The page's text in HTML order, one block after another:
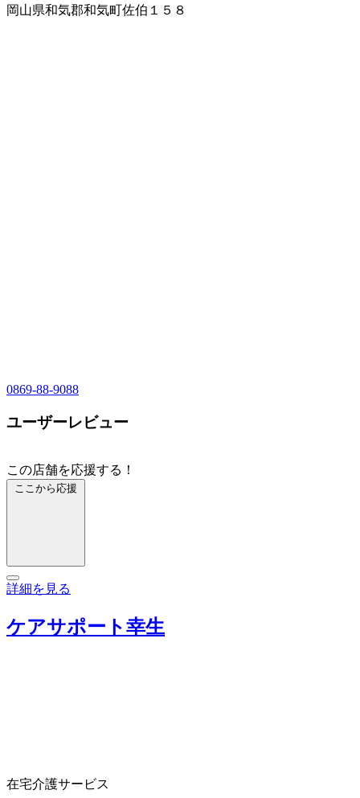
岡山県和気郡和気町佐伯１５８
0869-88-9088
ユーザーレビュー
この店舗を応援する！
ここから応援
詳細を見る
ケアサポート幸生
在宅介護サービス